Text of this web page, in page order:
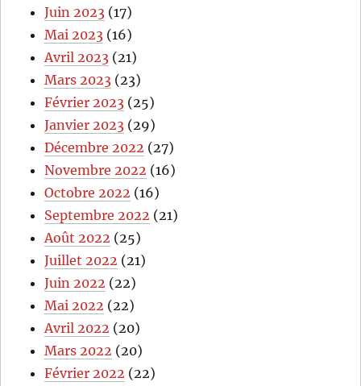
Juin 2023 (17)
Mai 2023 (16)
Avril 2023 (21)
Mars 2023 (23)
Février 2023 (25)
Janvier 2023 (29)
Décembre 2022 (27)
Novembre 2022 (16)
Octobre 2022 (16)
Septembre 2022 (21)
Août 2022 (25)
Juillet 2022 (21)
Juin 2022 (22)
Mai 2022 (22)
Avril 2022 (20)
Mars 2022 (20)
Février 2022 (22)